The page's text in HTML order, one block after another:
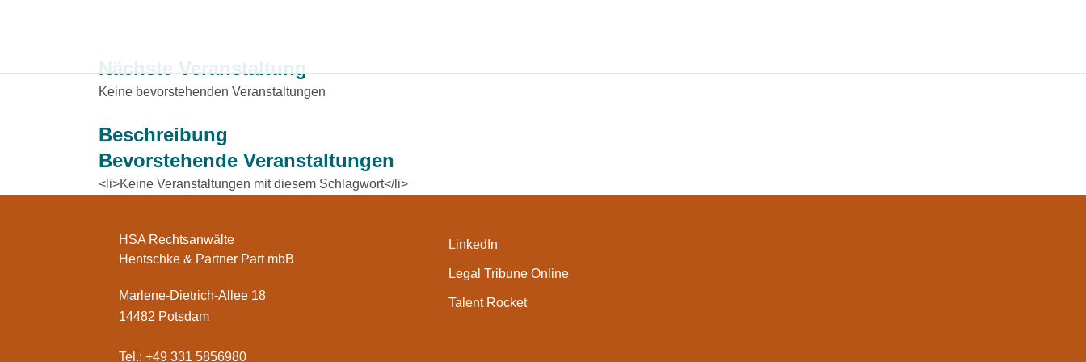
Nächste Veranstaltung
Keine bevorstehenden Veranstaltungen
Beschreibung
Bevorstehende Veranstaltungen
<li>Keine Veranstaltungen mit diesem Schlagwort</li>
HSA Rechtsanwälte
Hentschke & Partner Part mbB
Marlene-Dietrich-Allee 18
14482 Potsdam
Tel.: +49 331 5856980
LinkedIn
Legal Tribune Online
Talent Rocket